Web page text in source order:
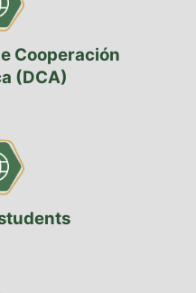
Cooperación
(DCA)